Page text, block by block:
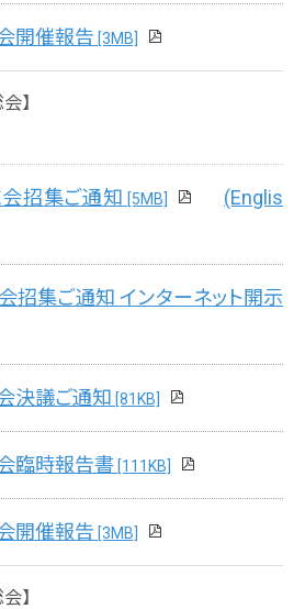
開催報告 [3MB]
】
招集ご通知 [5MB]
(Englis
招集ご通知 インターネット開示
決議ご通知 [81KB]
臨時報告書 [111KB]
開催報告 [3MB]
】